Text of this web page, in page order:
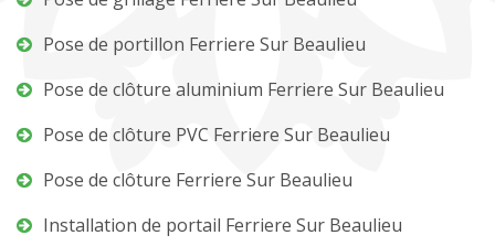
Pose de portillon Ferriere Sur Beaulieu
Pose de clôture aluminium Ferriere Sur Beaulieu
Pose de clôture PVC Ferriere Sur Beaulieu
Pose de clôture Ferriere Sur Beaulieu
Installation de portail Ferriere Sur Beaulieu